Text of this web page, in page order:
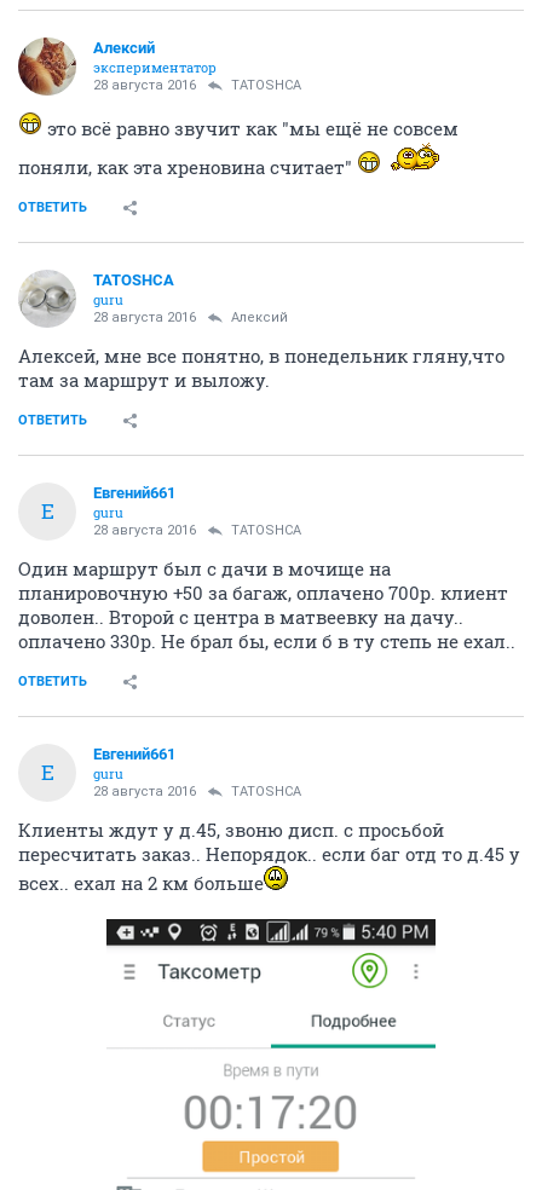
Алексий
экспериментатор
28 августа 2016 TATOSHCA
это всё равно звучит как "мы ещё не совсем
поняли, как эта хреновина считает"
ОТВЕТИТЬ
TATOSHCA
guru
28 августа 2016 Алексий
Алексей, мне все понятно, в понедельник гляну,что
там за маршрут и выложу.
ОТВЕТИТЬ
Е
Евгений661
guru
28 августа 2016 TATOSHCA
Один маршрут был с дачи в мочище на
планировочную +50 за багаж, оплачено 700р. клиент
доволен.. Второй с центра в матвеевку на дачу..
оплачено 330р. Не брал бы, если б в ту степь не ехал..
ОТВЕТИТЬ
Е
Евгений661
guru
28 августа 2016 TATOSHCA
Клиенты ждут у д.45, звоню дисп. с просьбой
пересчитать заказ.. Непорядок.. если баг отд то д.45 у
всех.. ехал на 2 км больше